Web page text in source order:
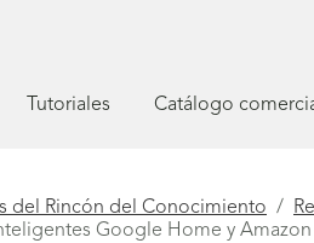
Tutoriales Catálogo
del Rincón del Conocimiento
Google Home y Amazon